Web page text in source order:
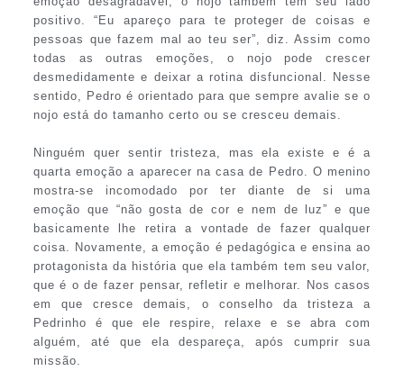
positivo. “Eu apareço para te proteger de coisas e
pessoas que fazem mal ao teu ser”, diz. Assim como
todas as outras emoções, o nojo pode crescer
desmedidamente e deixar a rotina disfuncional. Nesse
sentido, Pedro é orientado para que sempre avalie se o
nojo está do tamanho certo ou se cresceu demais.
Ninguém quer sentir tristeza, mas ela existe e é a
quarta emoção a aparecer na casa de Pedro. O menino
mostra-se incomodado por ter diante de si uma
emoção que “não gosta de cor e nem de luz” e que
basicamente lhe retira a vontade de fazer qualquer
coisa. Novamente, a emoção é pedagógica e ensina ao
protagonista da história que ela também tem seu valor,
que é o de fazer pensar, refletir e melhorar. Nos casos
em que cresce demais, o conselho da tristeza a
Pedrinho é que ele respire, relaxe e se abra com
alguém, até que ela despareça, após cumprir sua
missão.